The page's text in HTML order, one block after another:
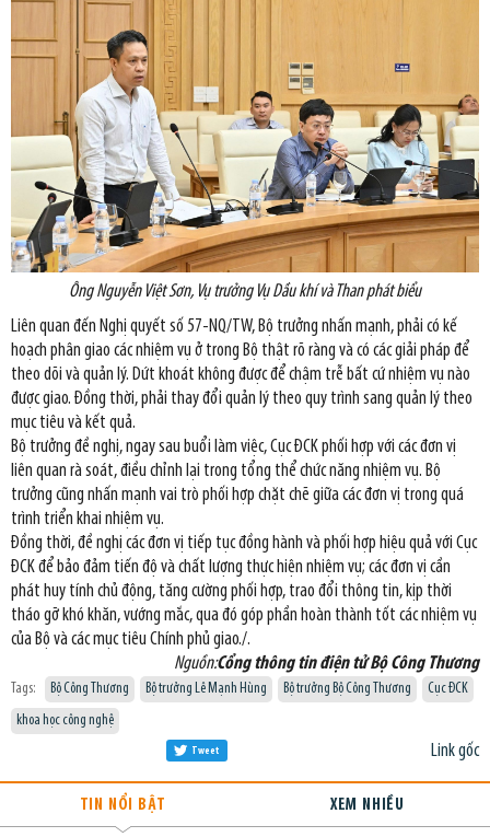
Ông Nguyễn Việt Sơn, Vụ trưởng Vụ Dầu khí và Than phát biểu
Liên quan đến Nghị quyết số 57-NQ/TW, Bộ trưởng nhấn mạnh, phải có kế
hoạch phân giao các nhiệm vụ ở trong Bộ thật rõ ràng và có các giải pháp để
theo dõi và quản lý. Dứt khoát không được để chậm trễ bất cứ nhiệm vụ nào
được giao. Đồng thời, phải thay đổi quản lý theo quy trình sang quản lý theo
mục tiêu và kết quả.
Bộ trưởng đề nghị, ngay sau buổi làm việc, Cục ĐCK phối hợp với các đơn vị
liên quan rà soát, điều chỉnh lại trong tổng thể chức năng nhiệm vụ. Bộ
trưởng cũng nhấn mạnh vai trò phối hợp chặt chẽ giữa các đơn vị trong quá
trình triển khai nhiệm vụ.
Đồng thời, đề nghị các đơn vị tiếp tục đồng hành và phối hợp hiệu quả với Cục
ĐCK để bảo đảm tiến độ và chất lượng thực hiện nhiệm vụ; các đơn vị cần
phát huy tính chủ động, tăng cường phối hợp, trao đổi thông tin, kịp thời
tháo gỡ khó khăn, vướng mắc, qua đó góp phần hoàn thành tốt các nhiệm vụ
của Bộ và các mục tiêu Chính phủ giao./.
Nguồn:Cổng thông tin điện tử Bộ Công Thương
Tags: Bộ Công Thương Bộ trưởng Lê Mạnh Hùng Bộ trưởng Bộ Công Thương
Cục ĐCK
khoa học công nghệ
Link gốc
Tweet
TIN NỔI BẬT XEM NHIỀU